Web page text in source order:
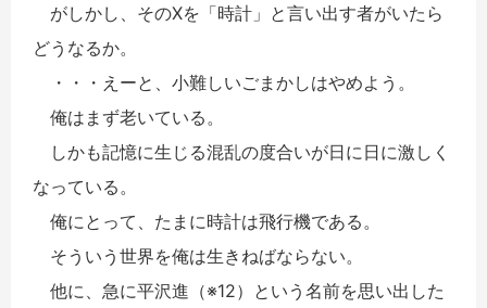
がしかし、そのXを「時計」と言い出す者がいたら
どうなるか。
・・・えーと、小難しいごまかしはやめよう。
俺はまず老いている。
しかも記憶に生じる混乱の度合いが日に日に激しく
なっている。
俺にとって、たまに時計は飛行機である。
そういう世界を俺は生きねばならない。
他に、急に平沢進（※12）という名前を思い出した